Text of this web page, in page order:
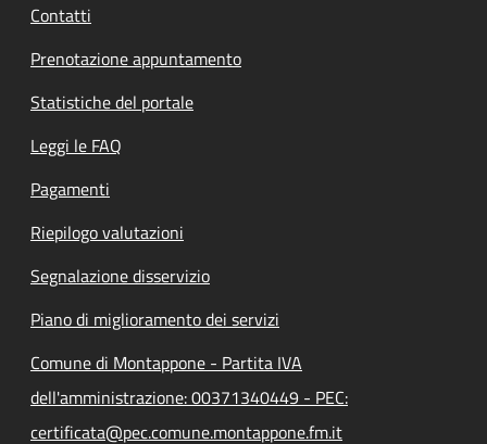
Contatti
Prenotazione appuntamento
Statistiche del portale
Leggi le FAQ
Pagamenti
Riepilogo valutazioni
Segnalazione disservizio
Piano di miglioramento dei servizi
Comune di Montappone - Partita IVA
dell'amministrazione: 00371340449 - PEC:
certificata@pec.comune.montappone.fm.it